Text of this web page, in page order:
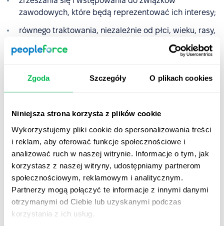
Zgoda Szczegóły O plikach cookies
Niniejsza strona korzysta z plików cookie
Wykorzystujemy pliki cookie do spersonalizowania treści
i reklam, aby oferować funkcje społecznościowe i
analizować ruch w naszej witrynie. Informacje o tym, jak
korzystasz z naszej witryny, udostępniamy partnerom
społecznościowym, reklamowym i analitycznym.
Partnerzy mogą połączyć te informacje z innymi danymi
otrzymanymi od Ciebie lub uzyskanymi podczas
korzystania z ich usług.
zawodowych, które będą reprezentować ich interesy;
równego traktowania, niezależnie od płci, wieku, rasy,
religii, niepełnosprawności, orientacji seksualnej i
innych cech;
ochrony przed nieuzasadnionym zwolnieniem z pracy.
Prawo pracy w praktyce
Każdy pracodawca musi zadbać, aby jego polityki i
regulaminy wewnętrzne firmy były zgodne z przepisami
prawa pracy. Nie wolno mu stosować niedozwolonych
zapisów, dopuszczać się dyskryminacji czy ograniczać
praw pracowników.
Małe firmy, nieposiadające działu HR, przeważnie